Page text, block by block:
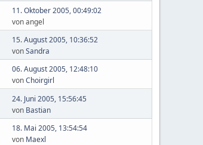
11. Oktober 2005, 00:49:02
von angel
15. August 2005, 10:36:52
vonSandra
06. August 2005, 12:48:10
vonChoirgirl
24. Juni 2005, 15:56:45
von Bastian
18. Mai 2005, 13:54:54
von Maexl